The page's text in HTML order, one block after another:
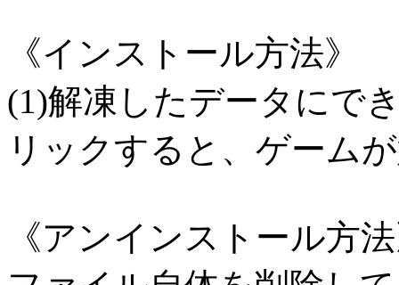
《インストール方法》
(1)解凍したデータにで
リックすると、ゲーム
《アンインストール方